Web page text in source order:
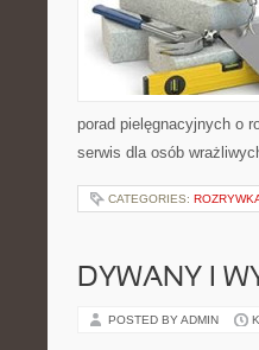
porad pielęgnacyjnych o
serwis dla osób
CATEGORIES:
DYWANY I
POSTED BY ADMIN